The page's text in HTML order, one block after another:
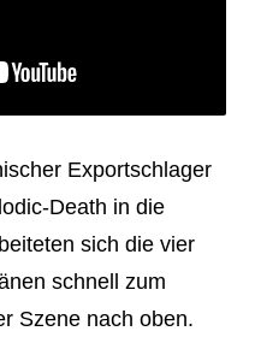
Exportschlager
Death in die
sich die vier
schnell zum
Szene nach oben.